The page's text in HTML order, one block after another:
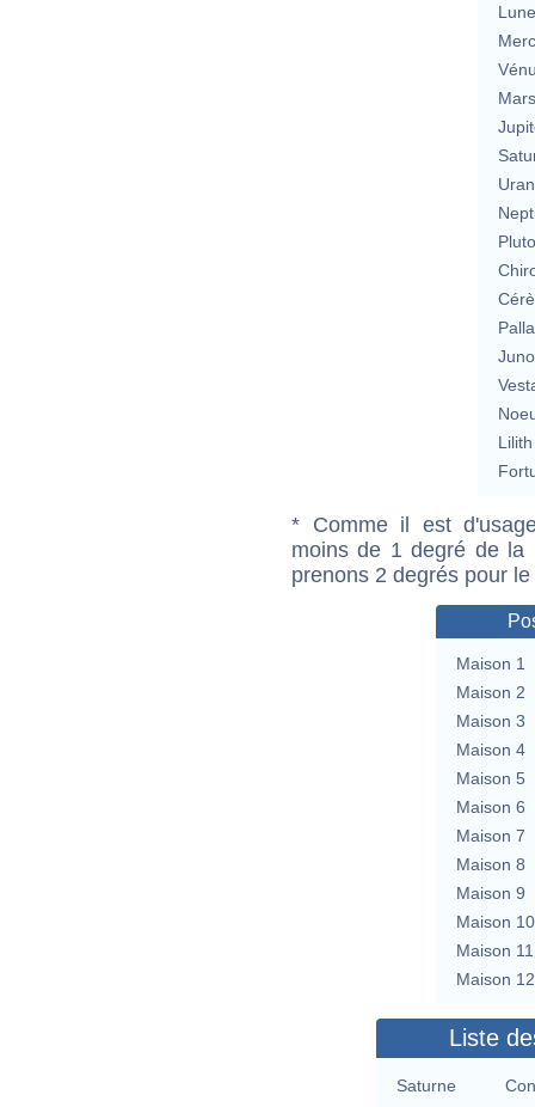
Lune
Mars
Lilith
* Comme il est
moins de 1 degré de la
prenons 2 degrés pour
Maison 1
Maison 2
Maison 3
Maison 4
Maison 5
Maison 6
Maison 7
Maison 8
Maison 9
Maison 10
Maison 11
Maison 12
Liste
Saturne